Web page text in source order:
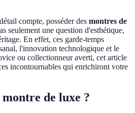
compte, posséder des montres de
seulement une question d'esthétique,
En effet, ces garde-temps
l'innovation technologique et le
ou collectionneur averti, cet article
incontournables qui enrichiront votre
de luxe ?